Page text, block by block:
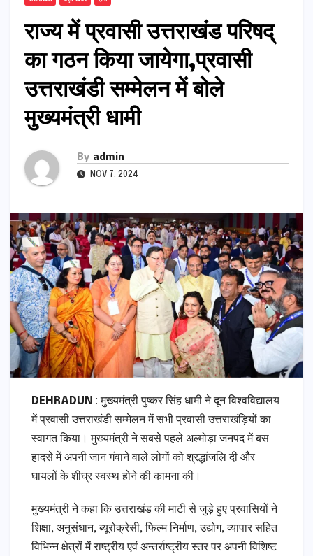
राज्य में प्रवासी उत्तराखंड परिषद्
का गठन किया जायेगा,प्रवासी
उत्तराखंडी सम्मेलन में बोले
मुख्यमंत्री धामी
By admin
NOV 7, 2024
DEHRADUN : मुख्यमंत्री पुष्कर सिंह धामी ने दून विश्वविद्यालय
में प्रवासी उत्तराखंडी सम्मेलन में सभी प्रवासी उत्तराखंड़ियों का
स्वागत किया। मुख्यमंत्री ने सबसे पहले अल्मोड़ा जनपद में बस
हादसे में अपनी जान गंवाने वाले लोगों को श्रद्धांजलि दी और
घायलों के शीघ्र स्वस्थ होने की कामना की।
मुख्यमंत्री ने कहा कि उत्तराखंड की माटी से जुड़े हुए प्रवासियों ने
शिक्षा, अनुसंधान, ब्यूरोक्रेसी, फिल्म निर्माण, उद्योग, व्यापार सहित
विभिन्न क्षेत्रों में राष्ट्रीय एवं अन्तर्राष्ट्रीय स्तर पर अपनी विशिष्ट